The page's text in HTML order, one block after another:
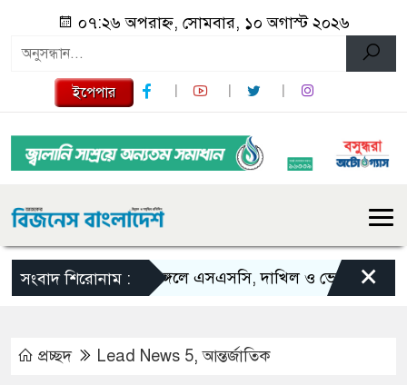
০৭:২৬ অপরাহ্ন, সোমবার, ১০ অগাস্ট ২০২৬
ইপেপার
সংবাদ শিরোনাম :শ্রীমঙ্গলে এসএসসি, দাখিল ও ভোকেশনালে×
প্রচ্ছদ Lead News 5,আন্তর্জাতিক